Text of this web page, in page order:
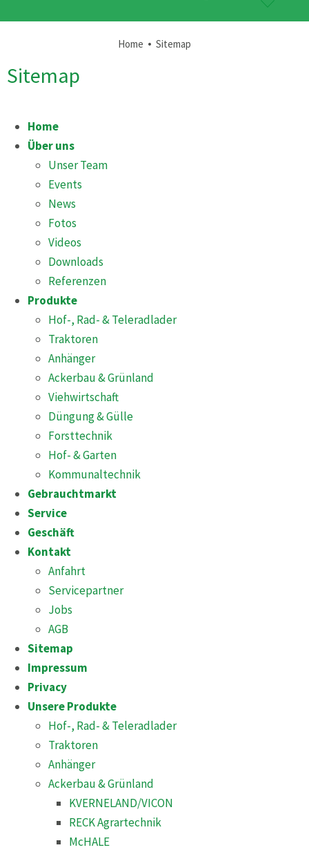
Home • Sitemap
Sitemap
Home
Über uns
Unser Team
Events
News
Fotos
Videos
Downloads
Referenzen
Produkte
Hof-, Rad- & Teleradlader
Traktoren
Anhänger
Ackerbau & Grünland
Viehwirtschaft
Düngung & Gülle
Forsttechnik
Hof- & Garten
Kommunaltechnik
Gebrauchtmarkt
Service
Geschäft
Kontakt
Anfahrt
Servicepartner
Jobs
AGB
Sitemap
Impressum
Privacy
Unsere Produkte
Hof-, Rad- & Teleradlader
Traktoren
Anhänger
Ackerbau & Grünland
KVERNELAND/VICON
RECK Agrartechnik
McHALE